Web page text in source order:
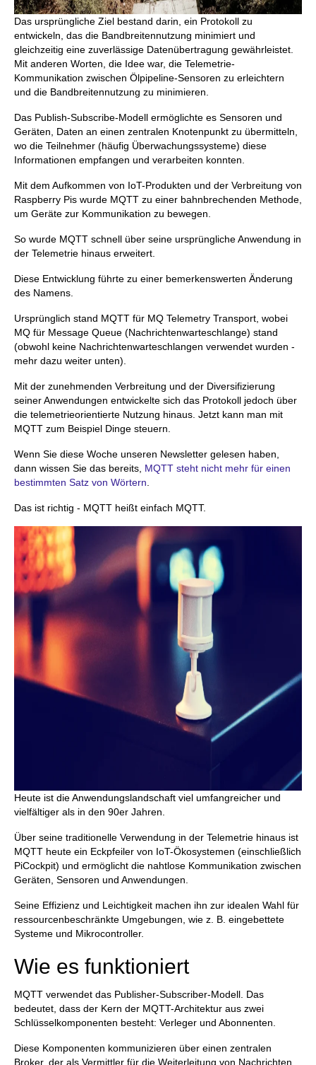
Das ursprüngliche Ziel bestand darin, ein Protokoll zu
entwickeln, das die Bandbreitennutzung minimiert und
gleichzeitig eine zuverlässige Datenübertragung gewährleistet.
Mit anderen Worten, die Idee war, die Telemetrie-
Kommunikation zwischen Ölpipeline-Sensoren zu erleichtern
und die Bandbreitennutzung zu minimieren.
Das Publish-Subscribe-Modell ermöglichte es Sensoren und
Geräten, Daten an einen zentralen Knotenpunkt zu übermitteln,
wo die Teilnehmer (häufig Überwachungssysteme) diese
Informationen empfangen und verarbeiten konnten.
Mit dem Aufkommen von IoT-Produkten und der Verbreitung von
Raspberry Pis wurde MQTT zu einer bahnbrechenden Methode,
um Geräte zur Kommunikation zu bewegen.
So wurde MQTT schnell über seine ursprüngliche Anwendung in
der Telemetrie hinaus erweitert.
Diese Entwicklung führte zu einer bemerkenswerten Änderung
des Namens.
Ursprünglich stand MQTT für MQ Telemetry Transport, wobei
MQ für Message Queue (Nachrichtenwarteschlange) stand
(obwohl keine Nachrichtenwarteschlangen verwendet wurden -
mehr dazu weiter unten).
Mit der zunehmenden Verbreitung und der Diversifizierung
seiner Anwendungen entwickelte sich das Protokoll jedoch über
die telemetrieorientierte Nutzung hinaus. Jetzt kann man mit
MQTT zum Beispiel Dinge steuern.
Wenn Sie diese Woche unseren Newsletter gelesen haben,
dann wissen Sie das bereits, MQTT steht nicht mehr für einen
bestimmten Satz von Wörtern.
Das ist richtig - MQTT heißt einfach MQTT.
Heute ist die Anwendungslandschaft viel umfangreicher und
vielfältiger als in den 90er Jahren.
Über seine traditionelle Verwendung in der Telemetrie hinaus ist
MQTT heute ein Eckpfeiler von IoT-Ökosystemen (einschließlich
PiCockpit) und ermöglicht die nahtlose Kommunikation zwischen
Geräten, Sensoren und Anwendungen.
Seine Effizienz und Leichtigkeit machen ihn zur idealen Wahl für
ressourcenbeschränkte Umgebungen, wie z. B. eingebettete
Systeme und Mikrocontroller.
Wie es funktioniert
MQTT verwendet das Publisher-Subscriber-Modell. Das
bedeutet, dass der Kern der MQTT-Architektur aus zwei
Schlüsselkomponenten besteht: Verleger und Abonnenten.
Diese Komponenten kommunizieren über einen zentralen
Broker, der als Vermittler für die Weiterleitung von Nachrichten